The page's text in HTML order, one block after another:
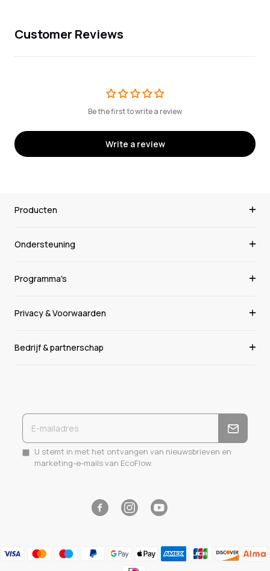
Customer Reviews
Be the first to write a review
Write a review
Producten
Ondersteuning
Programma's
Privacy & Voorwaarden
Bedrijf & partnerschap
U stemt in met het ontvangen van nieuwsbrieven en
marketing-e-mails van EcoFlow.